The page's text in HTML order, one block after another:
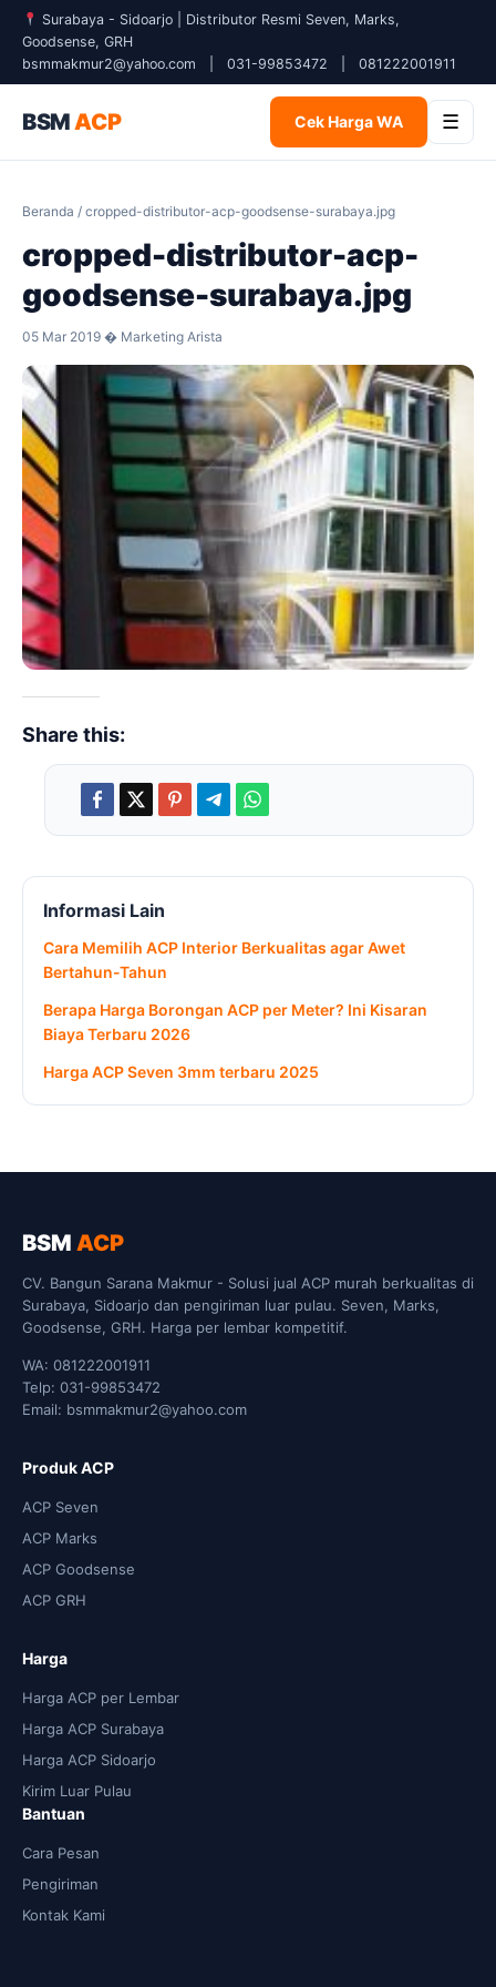
Surabaya - Sidoarjo | Distributor Resmi Seven, Marks,
Goodsense, GRH
bsmmakmur2@yahoo.com
031-99853472 081222001911
BSMACP Cek Harga WA ☰
Beranda / cropped-distributor-acp-goodsense-surabaya.jpg
cropped-distributor-acp-
goodsense-surabaya.jpg
05 Mar 2019 � Marketing Arista
Share this:
Informasi Lain
Cara Memilih ACP Interior Berkualitas agar Awet
Bertahun-Tahun
Berapa Harga Borongan ACP per Meter? Ini Kisaran
Biaya Terbaru 2026
Harga ACP Seven 3mm terbaru 2025
BSM ACP
CV. Bangun Sarana Makmur - Solusi jual ACP murah berkualitas di
Surabaya, Sidoarjo dan pengiriman luar pulau. Seven, Marks,
Goodsense, GRH. Harga per lembar kompetitif.
WA: 081222001911
Telp: 031-99853472
Email: bsmmakmur2@yahoo.com
Produk ACP
ACP Seven
ACP Marks
ACP Goodsense
ACP GRH
Harga
Harga ACP per Lembar
Harga ACP Surabaya
Harga ACP Sidoarjo
Kirim Luar Pulau
Bantuan
Cara Pesan
Pengiriman
Kontak Kami